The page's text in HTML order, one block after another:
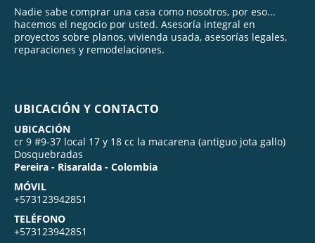
Nadie sabe comprar una casa como nosotros, por eso...
hacemos el negocio por usted. Asesoría integral en
proyectos sobre planos, vivienda usada, asesorías legales,
reparaciones y remodelaciones.
UBICACIÓN Y CONTACTO
UBICACIÓN
cr 9 #9-37 local 17 y 18 cc la macarena (antiguo jota gallo)
Dosquebradas
Pereira - Risaralda - Colombia
MÓVIL
+573123942851
TELÉFONO
+573123942851